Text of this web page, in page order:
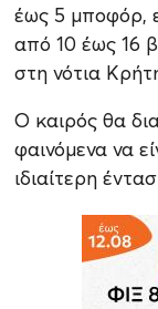
έως 5 μποφόρ,
από 10 έως 16
στη νότια
Ο καιρός θα
φαινόμενα να
ιδιαίτερη